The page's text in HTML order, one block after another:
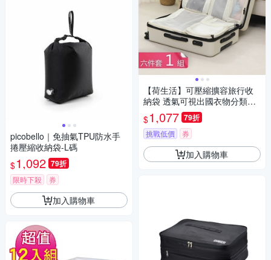
picobello｜免抽氣TPU防水手
捲壓縮收納袋-L碼
$1,092 79折
限時下殺 券
加入購物車
【荷生活】可壓縮擴容旅行收
納袋 透氣可視出國衣物分類六
件組-1入組
$1,077 79折
挑戰低價 券
加入購物車